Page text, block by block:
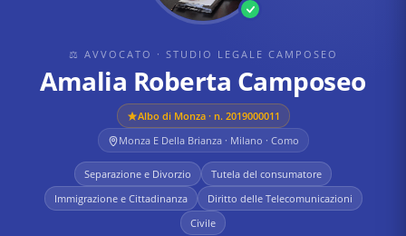
⚖ AVVOCATO · STUDIO LEGALE CAMPOSEO
Amalia Roberta Camposeo
Albo di Monza· n. 2019000011
Monza E Della Brianza · Milano · Como
Separazione e Divorzio
Tutela del consumatore
Immigrazione e Cittadinanza
Diritto delle Telecomunicazioni
Civile